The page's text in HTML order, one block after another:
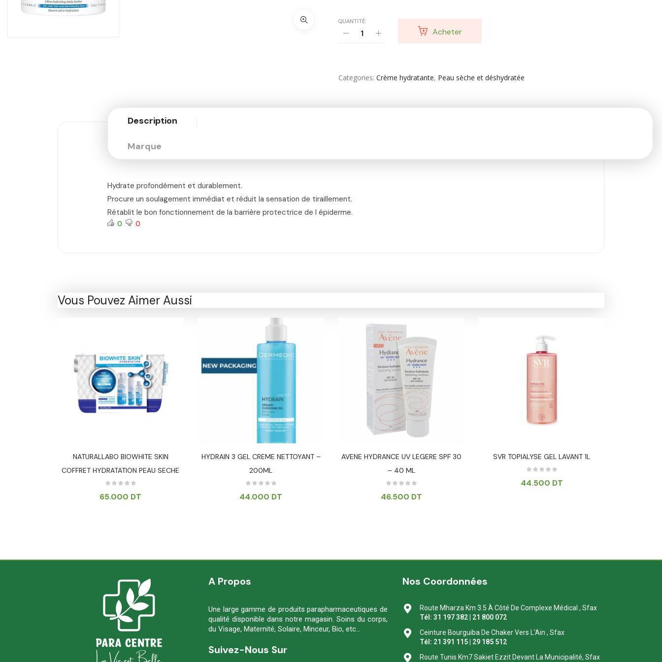
QUANTITÉ:
Acheter
Categories Crème hydratante, Peau sèche et déshydratée
Description
Marque
Hydrate profondément et durablement.
Procure un soulagement immédiat et réduit la sensation de tiraillement.
Rétablit le bon fonctionnement de la barrière protectrice de l épiderme.
0 0
Vous Pouvez Aimer Aussi
NATURALLABO BIOWHITE SKIN
COFFRET HYDRATATION PEAU SECHE
65.000 DT
HYDRAIN 3 GEL CREME NETTOYANT –
200ML
44.000 DT
AVENE HYDRANCE UV LEGERE SPF 30
– 40 ML
46.500 DT
SVR TOPIALYSE GEL LAVANT 1L
44.500 DT
A Propos
Une large gamme de produits parapharmaceutiques de
qualité disponible dans notre magasin. Soins du corps,
du Visage, Maternité, Solaire, Minceur, Bio, etc…
Suivez-Nous Sur
Nos Coordonnées
Route Mharza Km 3.5 À Côté De Complexe Médical , Sfax
Tél: 31 197 382 | 21 800 072
Ceinture Bourguiba De Chaker Vers L'Ain , Sfax
Tél: 21 391 115 | 29 185 512
Route Tunis Km7 Sakiet Ezzit Devant La Municipalité, Sfax
Toilette & Soin Bébé
Yeux & Lévres